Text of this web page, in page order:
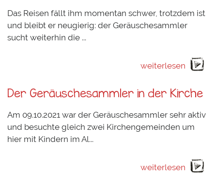
Das Reisen fällt ihm momentan schwer, trotzdem ist
und bleibt er neugierig: der Geräuschesammler
sucht weiterhin die ...
weiterlesen
Der Geräuschesammler in der Kirche
Am 09.10.2021 war der Geräuschesammler sehr aktiv
und besuchte gleich zwei Kirchengemeinden um
hier mit Kindern im Al...
weiterlesen